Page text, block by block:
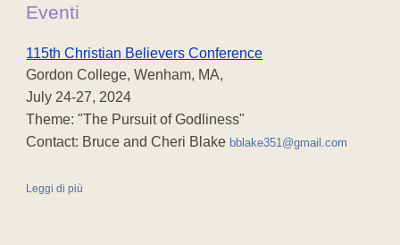
Eventi
115th Christian Believers Conference
Gordon College, Wenham, MA,
July 24-27, 2024
Theme: "The Pursuit of Godliness"
Contact: Bruce and Cheri Blake bblake351@gmail.com
Leggi di più